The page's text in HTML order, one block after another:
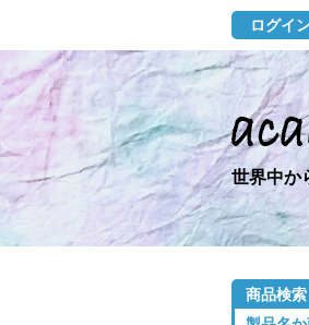
ログイ
世界中か
商品検索